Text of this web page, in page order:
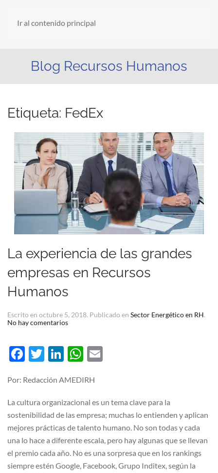
Ir al contenido principal
Blog Recursos Humanos
Etiqueta: FedEx
La experiencia de las grandes
empresas en Recursos
Humanos
Escrito en octubre 5, 2018. Publicado en Sector Energético en RH.
No hay comentariosen
de
las
grandes
en
Recursos
Facebook
Twitter
LinkedIn
WhatsApp
Por: Redacción AMEDIRH
La cultura organizacional es un tema clave para la
sostenibilidad de las empresa; muchas lo entienden y aplican
mejores prácticas de talento humano. No son todas y cada
una lo hace a diferente escala, pero hay algunas que se llevan
el premio cada año. No es una sorpresa que en los rankings
siempre estén Google, Facebook, Grupo Inditex, según la